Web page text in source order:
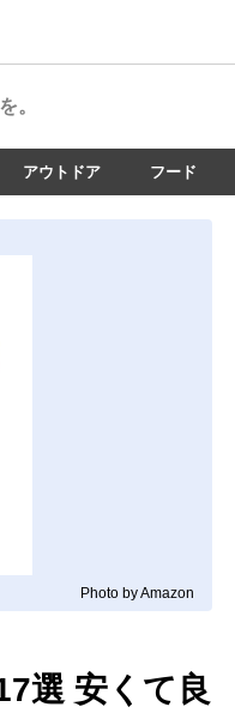
。
アウトドア フード
Photo by Amazon
選 安くて良